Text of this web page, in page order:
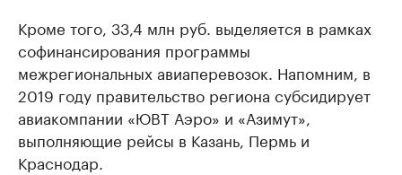
Кроме того, 33,4 млн руб. выделяется в рамках
софинансирования программы
межрегиональных авиаперевозок. Напомним, в
2019 году правительство региона субсидирует
авиакомпании «ЮВТ Аэро» и «Азимут»,
выполняющие рейсы в Казань, Пермь и
Краснодар.